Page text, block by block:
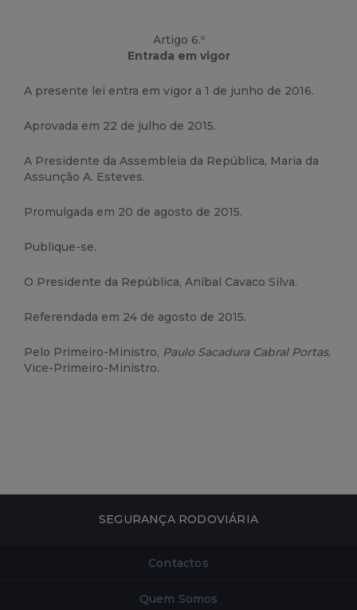
Artigo 6.º
Entrada em vigor
A presente lei entra em vigor a 1 de junho de 2016.
Aprovada em 22 de julho de 2015.
A Presidente da Assembleia da República, Maria da
Assunção A. Esteves.
Promulgada em 20 de agosto de 2015.
Publique-se.
O Presidente da República, Aníbal Cavaco Silva.
Referendada em 24 de agosto de 2015.
Pelo Primeiro-Ministro, Paulo Sacadura Cabral Portas,
Vice-Primeiro-Ministro.
SEGURANÇA RODOVIÁRIA
Contactos
Quem Somos